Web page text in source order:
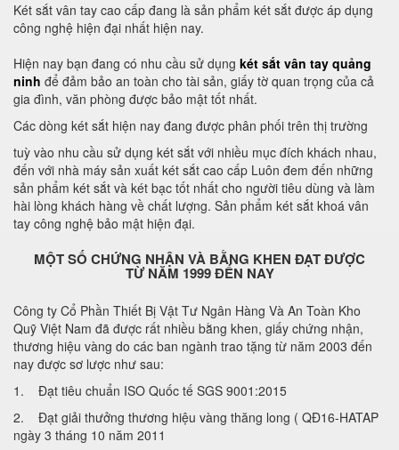
Két sắt vân tay cao cấp đang là sản phẩm két sắt được áp dụng
công nghệ hiện đại nhất hiện nay.
Hiện nay bạn đang có nhu cầu sử dụng két sắt vân tay quảng
ninh để đảm bảo an toàn cho tài sản, giấy tờ quan trọng của cả
gia đình, văn phòng được bảo mật tốt nhất.
Các dòng két sắt hiện nay đang được phân phối trên thị trường
tuỳ vào nhu cầu sử dụng két sắt với nhiều mục đích khách nhau,
đến với nhà máy sản xuất két sắt cao cấp Luôn đem đến những
sản phẩm két sắt và két bạc tốt nhất cho người tiêu dùng và làm
hài lòng khách hàng về chất lượng. Sản phẩm két sắt khoá vân
tay công nghệ bảo mật hiện đại.
MỘT SỐ CHỨNG NHẬN VÀ BẰNG KHEN ĐẠT ĐƯỢC
TỪ NĂM 1999 ĐẾN NAY
Công ty Cổ Phần Thiết Bị Vật Tư Ngân Hàng Và An Toàn Kho
Quỹ Việt Nam đã được rất nhiều bằng khen, giấy chứng nhận,
thương hiệu vàng do các ban ngành trao tặng từ năm 2003 đến
nay được sơ lược như sau:
1. Đạt tiêu chuẩn ISO Quốc tế SGS 9001:2015
2. Đạt giải thưởng thương hiệu vàng thăng long ( QĐ16-HATAP
ngày 3 tháng 10 năm 2011